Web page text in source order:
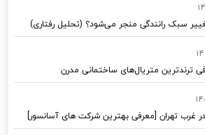
سبک رانندگی منجر می‌شود؟ (تحلیل رفتاری)
متریال‌های ساختمانی مدرن
غرب تهران [معرفی بهترین شرکت های آسانسور]